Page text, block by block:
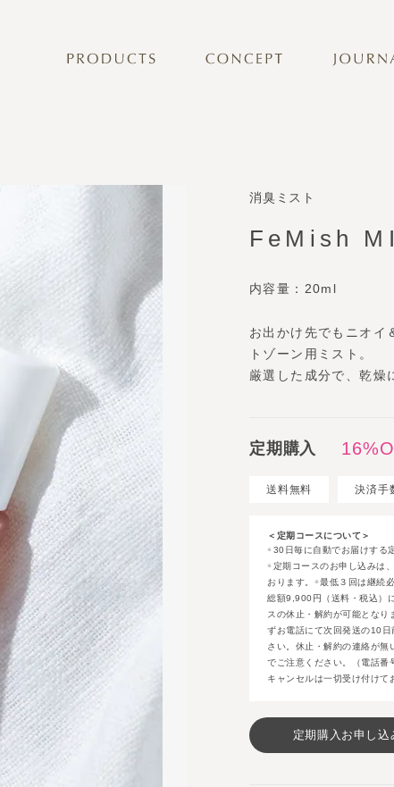
消臭ミスト
FeMish
内容量：20ml
お出かけ先でもニオイ
トゾーン用ミスト。
厳選した成分で、乾燥
定期購入
送料無料 決済手
＜定期コースについて＞
※ 30日毎に自動でお届けする
※ 定期コースのお申し込みは
おります。
※最低３回は継続
総額9,900円（送料・税込）
スの休止・解約が可能となり
ずお電話にて次回発送の10
さい。休止・解約の連絡が無
でご注意ください。（電話番
キャンセルは一切受け付けて
定期購入お申し込